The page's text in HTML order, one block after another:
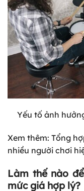
Yếu tố ảnh
Xem thêm: Tổng
nhiều người chơi
Làm thế nào
mức giá hợp lý?